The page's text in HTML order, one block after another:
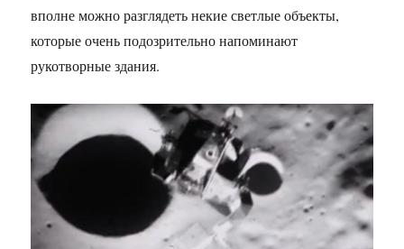
вполне можно разглядеть некие светлые объекты,
которые очень подозрительно напоминают
рукотворные здания.